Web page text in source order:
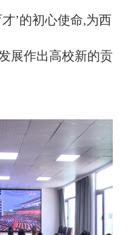
’的初心使命,为西
展作出高校新的贡